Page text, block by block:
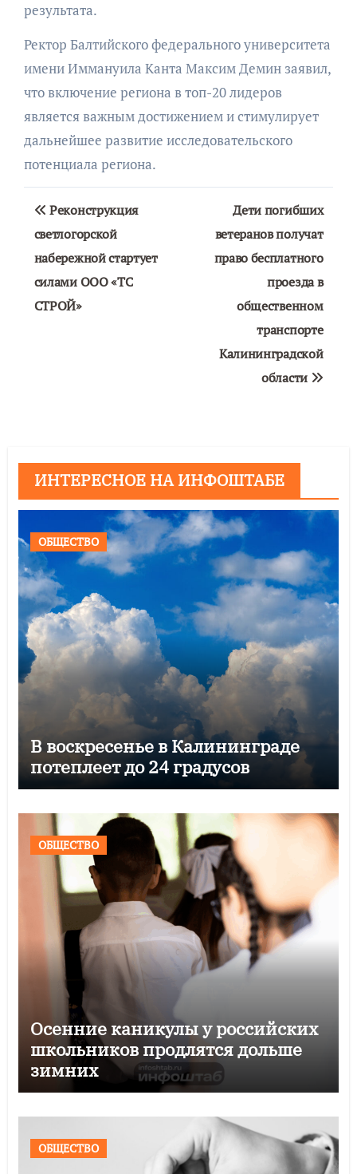
результата.
Ректор Балтийского федерального университета
имени Иммануила Канта Максим Демин заявил,
что включение региона в топ-20 лидеров
является важным достижением и стимулирует
дальнейшее развитие исследовательского
потенциала региона.
Навигация
по
записям
Реконструкция
светлогорской
набережной стартует
силами ООО «ТС
СТРОЙ»
Дети погибших
ветеранов получат
право бесплатного
проезда в
общественном
транспорте
Калининградской
области
ИНТЕРЕСНОЕ НА ИНФОШТАБЕ
ОБЩЕСТВО
В воскресенье в Калининграде
потеплеет до 24 градусов
ОБЩЕСТВО
Осенние каникулы у российских
школьников продлятся дольше
зимних
ОБЩЕСТВО